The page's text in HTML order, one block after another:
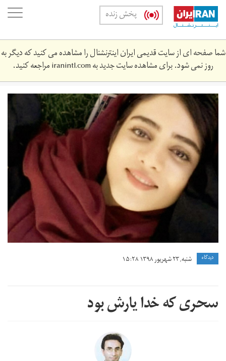
Skip
main
content
پخش زنده
شما صفحه ای از سایت قدیمی ایران اینترنشنال را مشاهده می کنید که دیگر به
روز نمی شود. برای مشاهده سایت جدید بهiranintl.comمراجعه کنید.
سحر
خدایاری
دیدگاه شنبه, ۲۳ شهریور ۱۳۹۸ ۱۵:۲۸
سحری که خدا یارش بود